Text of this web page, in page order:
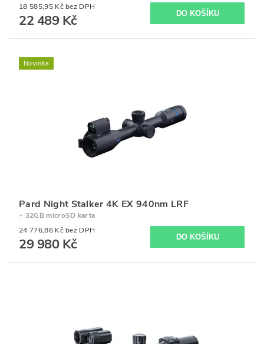
18 585,95 Kč bez DPH
22 489 Kč
Novinka
Pard Night Stalker 4K EX 940nm LRF
+ 32GB microSD karta
24 776,86 Kč bez DPH
29 980 Kč